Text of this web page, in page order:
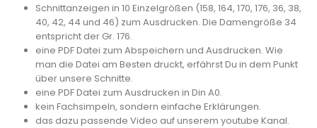
Schnittanzeigen in 10 Einzelgrößen (158, 164, 170, 176, 36, 38,
40, 42, 44 und 46) zum Ausdrucken. Die Damengröße 34
entspricht der Gr. 176.
eine PDF Datei zum Abspeichern und Ausdrucken. Wie
man die Datei am Besten druckt, erfährst Du in dem Punkt
über unsere Schnitte.
eine PDF Datei zum Ausdrucken in Din A0.
kein Fachsimpeln, sondern einfache Erklärungen.
das dazu passende Video auf unserem youtube Kanal.